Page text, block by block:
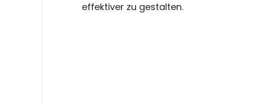
effektiver zu gestalten.